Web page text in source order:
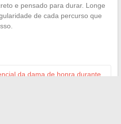
e pensado para durar. Longe
de cada percurso que
da dama de honra durante